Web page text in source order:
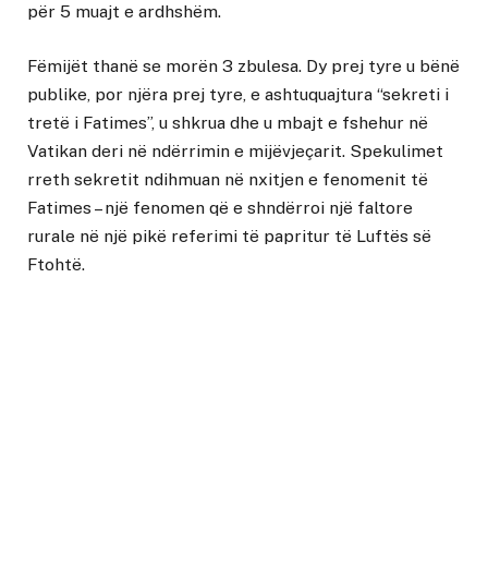
për 5 muajt e ardhshëm.
Fëmijët thanë se morën 3 zbulesa. Dy prej tyre u bënë
publike, por njëra prej tyre, e ashtuquajtura “sekreti i
tretë i Fatimes”, u shkrua dhe u mbajt e fshehur në
Vatikan deri në ndërrimin e mijëvjeçarit. Spekulimet
rreth sekretit ndihmuan në nxitjen e fenomenit të
Fatimes – një fenomen që e shndërroi një faltore
rurale në një pikë referimi të papritur të Luftës së
Ftohtë.